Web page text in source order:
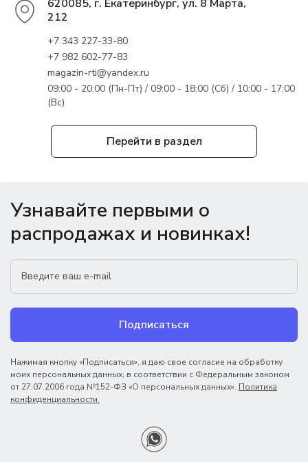
Перейти в раздел
620085, г. Екатеринбург, ул. 8 Марта,
212
+7 343 227-33-80
+7 982 602-77-83
magazin-rti@yandex.ru
09:00 - 20:00 (Пн-Пт) / 09:00 - 18:00 (Сб) / 10:00 - 17:00
(Вс)
Узнавайте первыми о
распродажах и новинках!
Подписаться
Нажимая кнопку «Подписаться», я даю свое согласие на обработку
моих персональных данных, в соответствии с Федеральным законом
от 27.07.2006 года №152-ФЗ «О персональных данных». Политика
конфиденциальности.